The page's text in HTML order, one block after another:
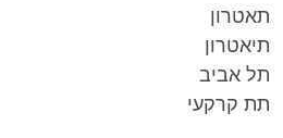
תאטרון
תיאטרון
תל אביב
תת קרקעי